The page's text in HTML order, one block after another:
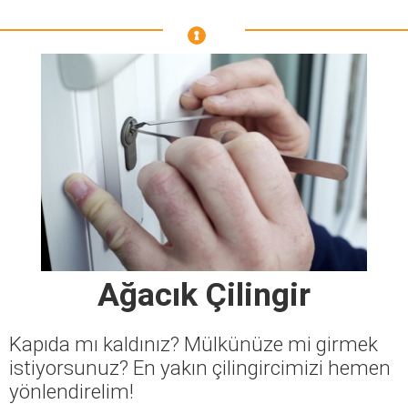
Ağacık Çilingir
Kapıda mı kaldınız? Mülkünüze mi girmek
istiyorsunuz? En yakın çilingircimizi hemen
yönlendirelim!